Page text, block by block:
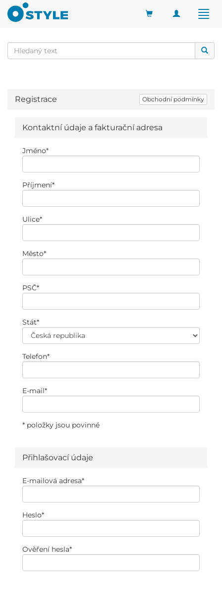
Toggle
Registrace Obchodní podmínky
Kontaktní údaje a fakturační adresa
Jméno*
Příjmení*
Ulice*
Město*
PSČ*
Stát*
Telefon*
E-mail*
* položky jsou povinné
Přihlašovací údaje
E-mailová adresa*
Heslo*
Ověření hesla*